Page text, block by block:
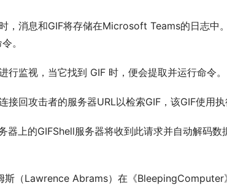
，消息和GIF将存储在Microsoft Teams的日志
。
行监视，当它找到 GIF 时，便会提取并运行命令。
接回攻击者的服务器URL以检索GIF，该GIF使用
器上的GIFShell服务器将收到此请求并自动解码
斯（Lawrence Abrams）在《BleepingComputer